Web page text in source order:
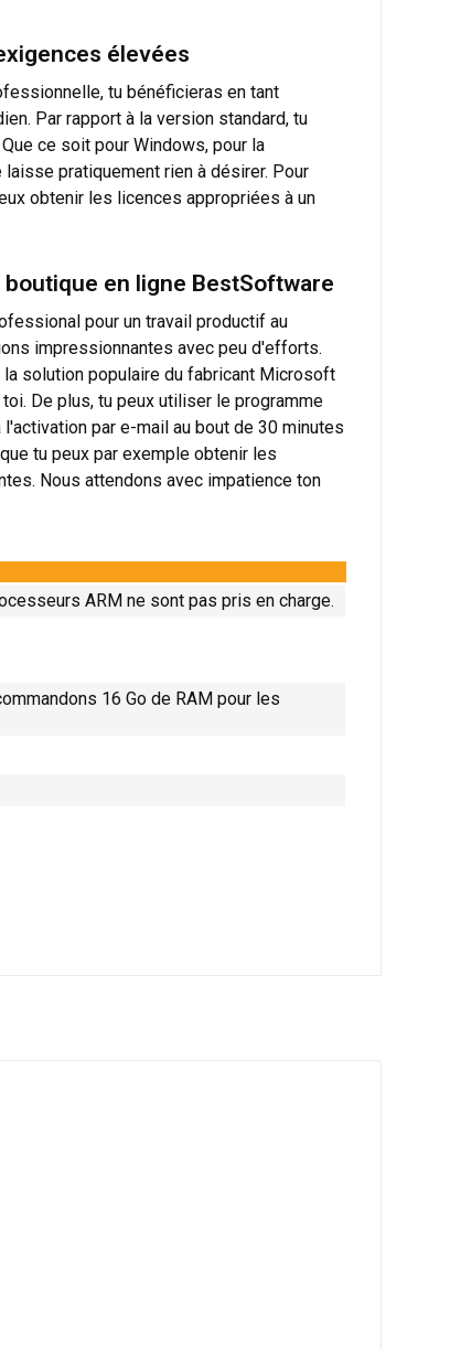
élevées
tu bénéficieras en tant
Par rapport à la version standard, tu
ce soit pour Windows, pour la
pratiquement rien à désirer. Pour
obtenir les licences appropriées à un
en ligne BestSoftware
pour un travail productif au
impressionnantes avec peu d'efforts.
solution populaire du fabricant Microsoft
De plus, tu peux utiliser le programme
par e-mail au bout de 30 minutes
tu peux par exemple obtenir les
Nous attendons avec impatience ton
ARM ne sont pas pris en charge.
16 Go de RAM pour les